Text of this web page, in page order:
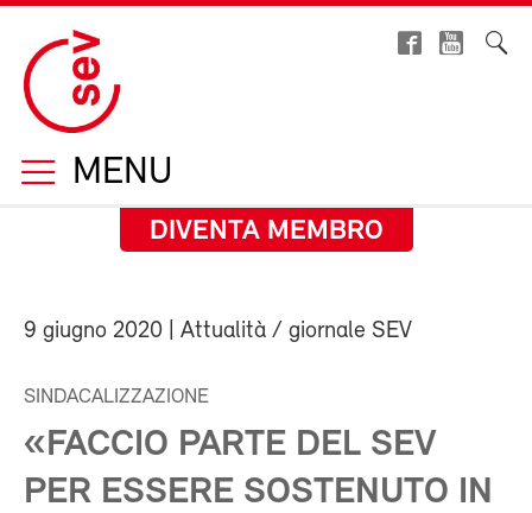
MENU
DIVENTA MEMBRO
9 giugno 2020 | Attualità / giornale SEV
SINDACALIZZAZIONE
«FACCIO PARTE DEL SEV
PER ESSERE SOSTENUTO IN